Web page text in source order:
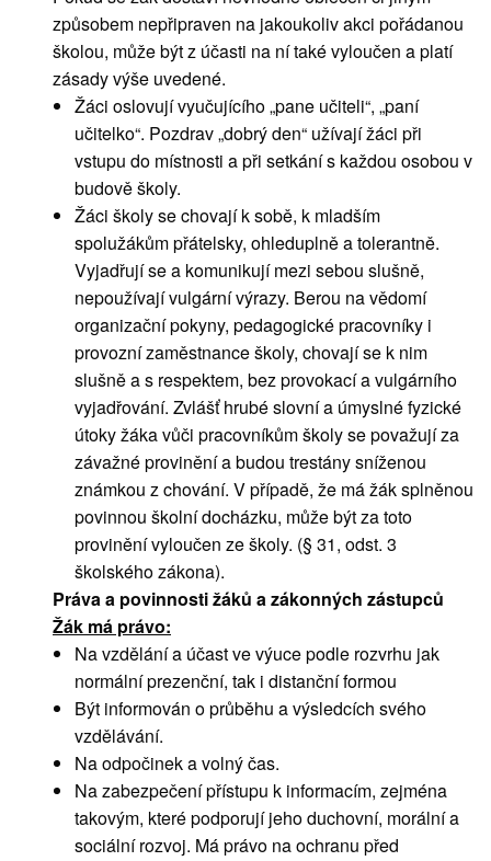
způsobem nepřipraven na jakoukoliv akci pořádanou
školou, může být z účasti na ní také vyloučen a platí
zásady výše uvedené.
Žáci oslovují vyučujícího „pane učiteli“, „paní
učitelko“. Pozdrav „dobrý den“ užívají žáci při
vstupu do místnosti a při setkání s každou osobou v
budově školy.
Žáci školy se chovají k sobě, k mladším
spolužákům přátelsky, ohleduplně a tolerantně.
Vyjadřují se a komunikují mezi sebou slušně,
nepoužívají vulgární výrazy. Berou na vědomí
organizační pokyny, pedagogické pracovníky i
provozní zaměstnance školy, chovají se k nim
slušně a s respektem, bez provokací a vulgárního
vyjadřování. Zvlášť hrubé slovní a úmyslné fyzické
útoky žáka vůči pracovníkům školy se považují za
závažné provinění a budou trestány sníženou
známkou z chování. V případě, že má žák splněnou
povinnou školní docházku, může být za toto
provinění vyloučen ze školy. (§ 31, odst. 3
školského zákona).
Práva a povinnosti žáků a zákonných zástupců
Žák má právo:
Na vzdělání a účast ve výuce podle rozvrhu jak
normální prezenční, tak i distanční formou
Být informován o průběhu a výsledcích svého
vzdělávání.
Na odpočinek a volný čas.
Na zabezpečení přístupu k informacím, zejména
takovým, které podporují jeho duchovní, morální a
sociální rozvoj. Má právo na ochranu před